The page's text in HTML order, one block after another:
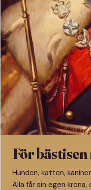
För
Hunden, katten,
Alla får sin egen